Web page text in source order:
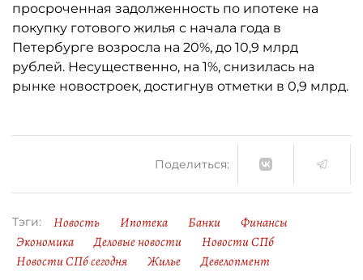
просроченная задолженность по ипотеке на
покупку готового жилья с начала года в
Петербурге возросла на 20%, до 10,9 млрд
рублей. Несущественно, на 1%, снизилась на
рынке новостроек, достигнув отметки в 0,9 млрд.
Поделиться:
Тэги: Новость Ипотека Банки
Финансы
Экономика
Деловые новости
Новости СПб
Новости СПб сегодня
Жилье Девелопмент